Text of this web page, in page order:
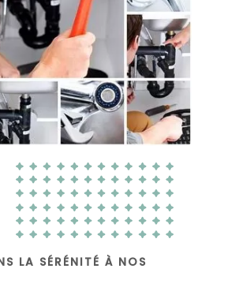
LA SÉRÉNITÉ À NOS